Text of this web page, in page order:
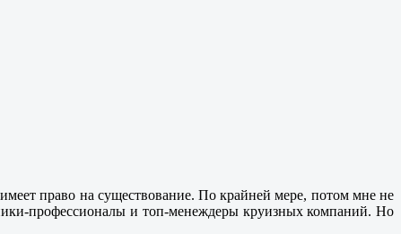
право на существование. По крайней мере, потом мне не
профессионалы и топ-менеждеры круизных компаний. Но